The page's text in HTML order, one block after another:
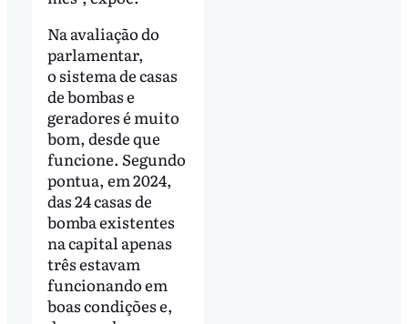
Na avaliação do
parlamentar,
o sistema de casas
de bombas e
geradores é muito
bom, desde que
funcione. Segundo
pontua, em 2024,
das 24 casas de
bomba existentes
na capital apenas
três estavam
funcionando em
boas condições e,